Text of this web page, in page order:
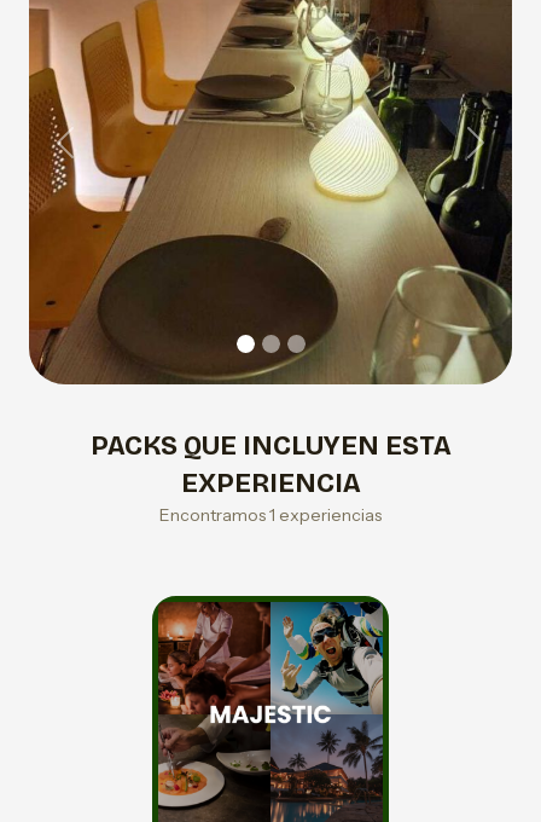
Previous Next
PACKS QUE INCLUYEN ESTA
EXPERIENCIA
Encontramos 1 experiencias